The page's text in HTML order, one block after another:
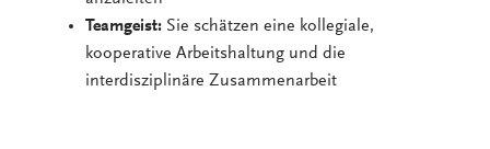
Teamgeist: Sie schätzen eine kollegiale,
kooperative Arbeitshaltung und die
interdisziplinäre Zusammenarbeit